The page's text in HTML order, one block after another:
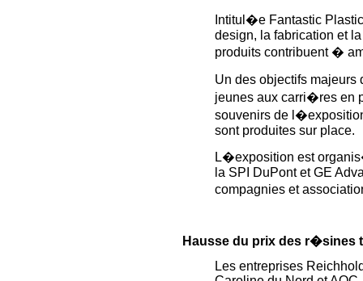
Intitul�e Fantastic
design, la fabrication et
produits contribuent �
Un des objectifs
jeunes aux carri�res en
souvenirs de
sont produites sur place.
L�exposition est
la SPI DuPont et GE
compagnies et
Hausse du prix des r�sines
Les entreprises